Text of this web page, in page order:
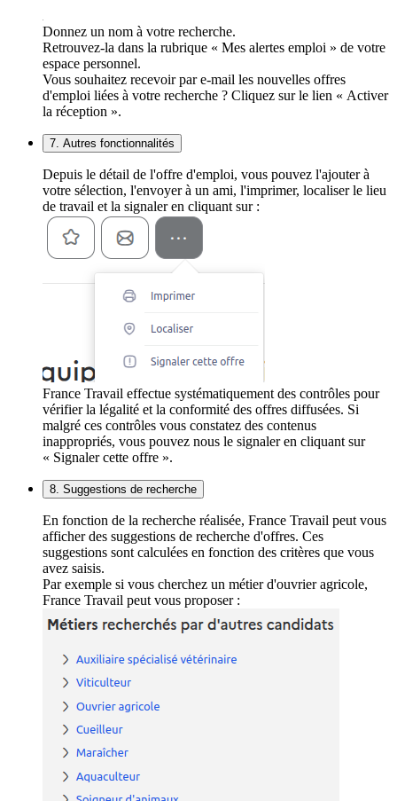
Donnez un nom à votre recherche.
Retrouvez-la dans la rubrique « Mes alertes emploi » de votre
espace personnel.
Vous souhaitez recevoir par e-mail les nouvelles offres
d'emploi liées à votre recherche ? Cliquez sur le lien « Activer
la réception ».
7. Autres fonctionnalités
Depuis le détail de l'offre d'emploi, vous pouvez l'ajouter à
votre sélection, l'envoyer à un ami, l'imprimer, localiser le lieu
de travail et la signaler en cliquant sur :
France Travail effectue systématiquement des contrôles pour
vérifier la légalité et la conformité des offres diffusées. Si
malgré ces contrôles vous constatez des contenus
inappropriés, vous pouvez nous le signaler en cliquant sur
« Signaler cette offre ».
8. Suggestions de recherche
En fonction de la recherche réalisée, France Travail peut vous
afficher des suggestions de recherche d'offres. Ces
suggestions sont calculées en fonction des critères que vous
avez saisis.
Par exemple si vous cherchez un métier d'ouvrier agricole,
France Travail peut vous proposer :